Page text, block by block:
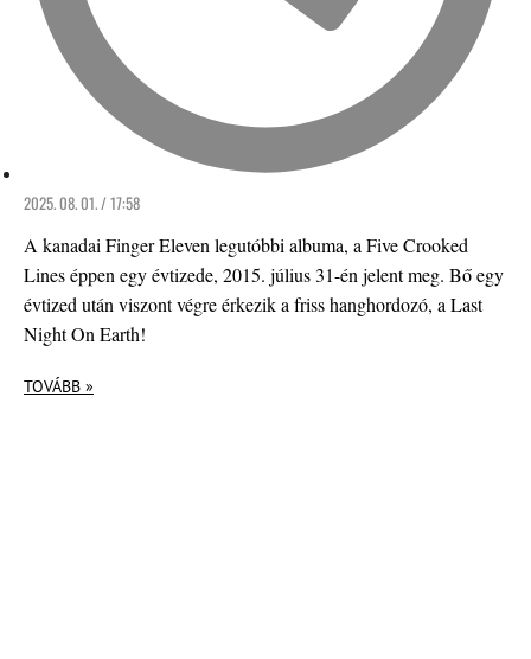
2025. 08. 01. / 17:58
A kanadai Finger Eleven legutóbbi albuma, a Five Crooked
Lines éppen egy évtizede, 2015. július 31-én jelent meg. Bő egy
évtized után viszont végre érkezik a friss hanghordozó, a Last
Night On Earth!
TOVÁBB »